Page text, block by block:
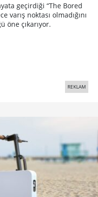
geçirdiği “The Bored
varış noktası olmadığını
öne çıkarıyor.
REKLAM